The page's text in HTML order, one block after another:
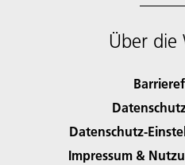
Über die
Datenschutz-
Impressum &